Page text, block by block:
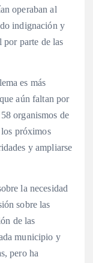
operaban al
indignación y
por parte de las
es más
aún faltan por
organismos de
próximos
y ampliarse
la necesidad
sobre las
de las
municipio y
pero ha